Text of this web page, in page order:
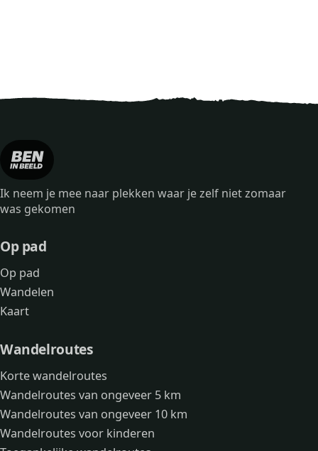
Ik neem je mee naar plekken waar je zelf niet zomaar
was gekomen
Op pad
Op pad
Wandelen
Kaart
Wandelroutes
Korte wandelroutes
Wandelroutes van ongeveer 5 km
Wandelroutes van ongeveer 10 km
Wandelroutes voor kinderen